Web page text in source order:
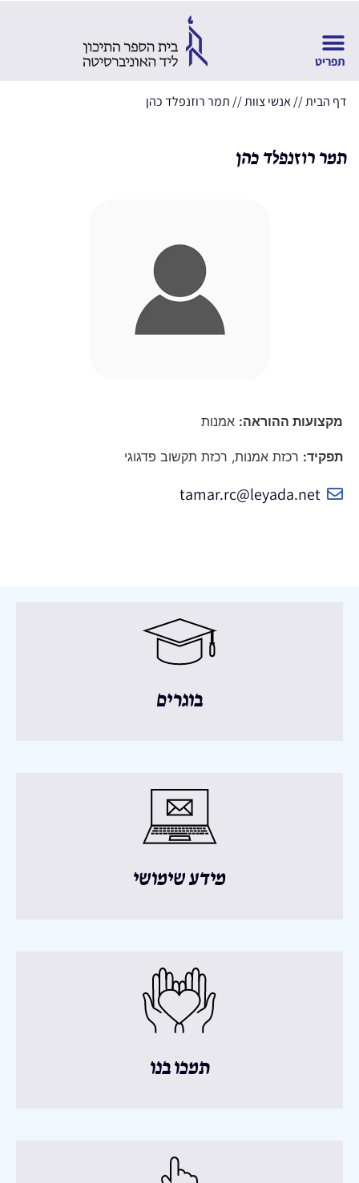
דף הבית//אנשי צוות// תמר רוזנפלד כהן
תמר רוזנפלד כהן
מקצועות ההוראה: אמנות
תפקיד: רכזת אמנות, רכזת תקשוב פדגוגי
tamar.rc@leyada.net
בוגרים
מידע שימושי
תמכו בנו